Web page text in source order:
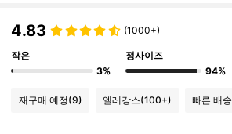
4.83 (1000+)
작은
3%
정사이즈
94%
재구매 예정(9) 엘레강스(100+) 빠른 배송